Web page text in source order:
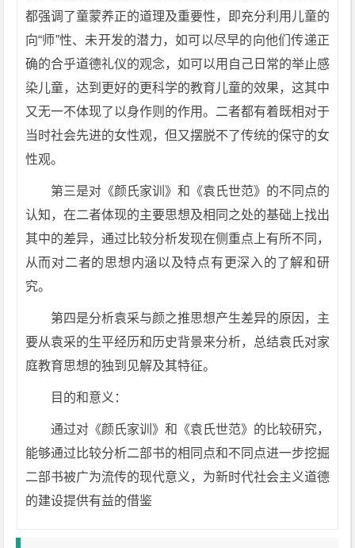
都强调了童蒙养正的道理及重要性，即充分利用儿童的
向“师”性、未开发的潜力，如可以尽早的向他们传递正
确的合乎道德礼仪的观念，如可以用自己日常的举止感
染儿童，达到更好的更科学的教育儿童的效果，这其中
又无一不体现了以身作则的作用。二者都有着既相对于
当时社会先进的女性观，但又摆脱不了传统的保守的女
性观。
第三是对《颜氏家训》和《袁氏世范》的不同点的
认知，在二者体现的主要思想及相同之处的基础上找出
其中的差异，通过比较分析发现在侧重点上有所不同，
从而对二者的思想内涵以及特点有更深入的了解和研
究。
第四是分析袁采与颜之推思想产生差异的原因，主
要从袁采的生平经历和历史背景来分析，总结袁氏对家
庭教育思想的独到见解及其特征。
目的和意义：
通过对《颜氏家训》和《袁氏世范》的比较研究，
能够通过比较分析二部书的相同点和不同点进一步挖掘
二部书被广为流传的现代意义，为新时代社会主义道德
的建设提供有益的借鉴